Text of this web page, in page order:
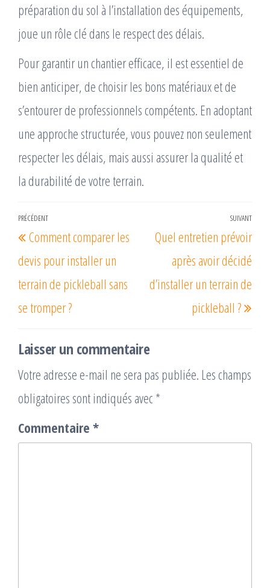
préparation du sol à l’installation des équipements,
joue un rôle clé dans le respect des délais.
Pour garantir un chantier efficace, il est essentiel de
bien anticiper, de choisir les bons matériaux et de
s’entourer de professionnels compétents. En adoptant
une approche structurée, vous pouvez non seulement
respecter les délais, mais aussi assurer la qualité et
la durabilité de votre terrain.
Navigation
de
l’article
Article
précédent
PRÉCÉDENT
Comment comparer les
devis pour installer un
terrain de pickleball sans
se tromper ?
SUIVANT
Quel entretien prévoir
après avoir décidé
d’installer un terrain de
pickleball ?
Laisser un commentaire
Votre adresse e-mail ne sera pas publiée. Les champs
obligatoires sont indiqués avec *
Commentaire *